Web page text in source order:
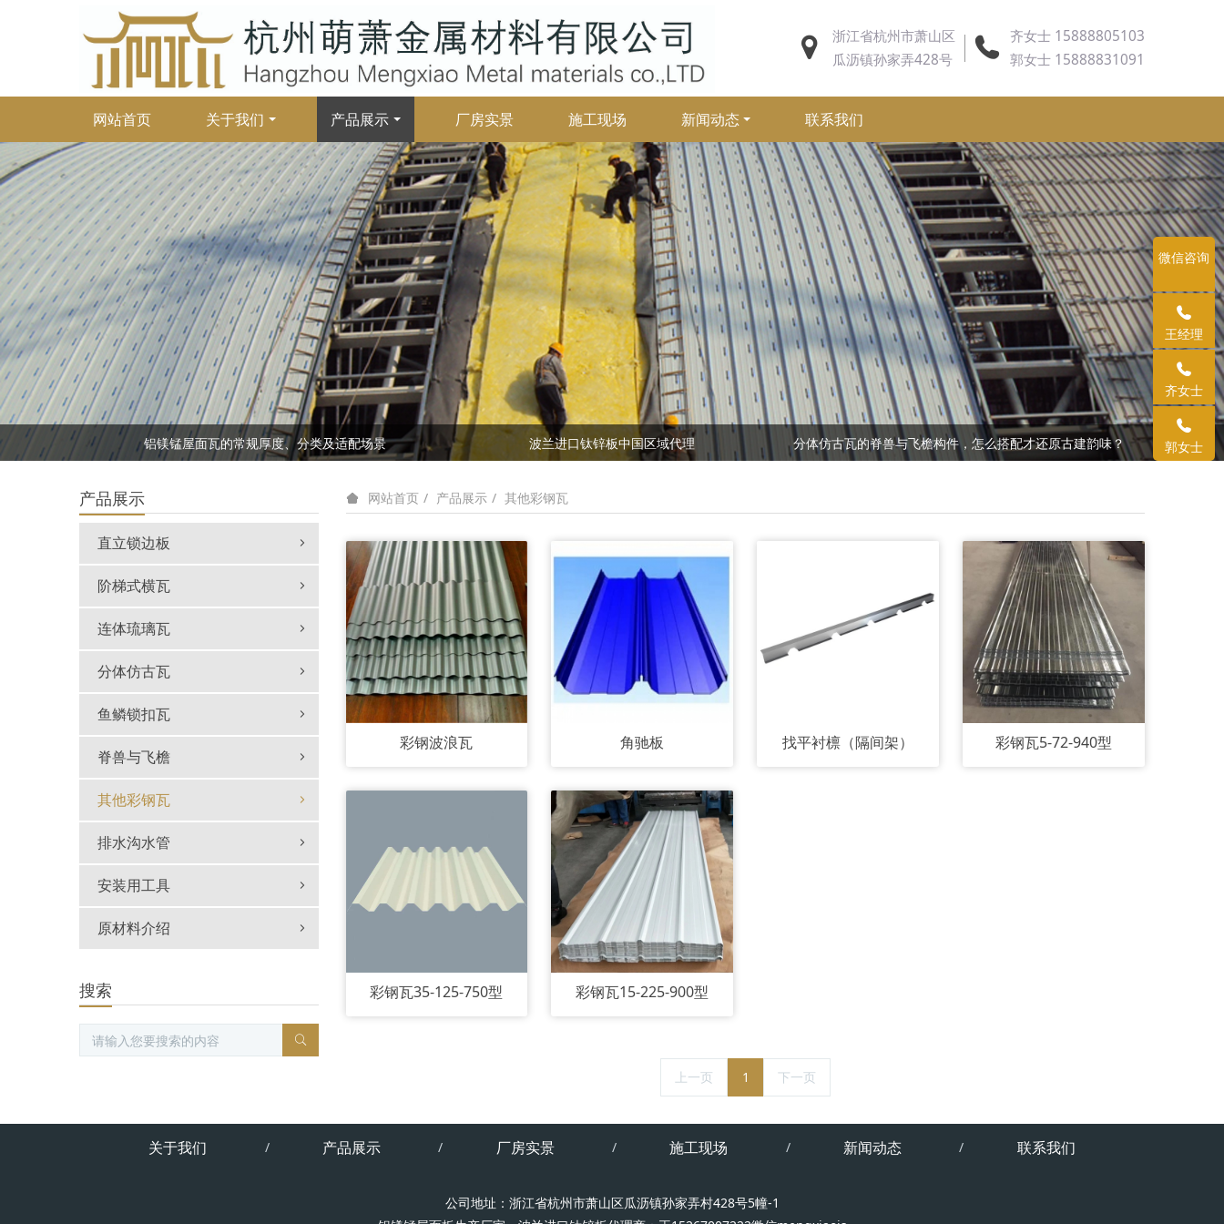
浙江省杭州市萧山区
瓜沥镇孙家弄428号
齐女士 15888805103
郭女士 15888831091
网站首页 关于我们 产品展示 厂房实景 施工现场 新闻动态 联系我们
铝镁锰屋面瓦的常规厚度、分类及适配场景 波兰进口钛锌板中国区域代理
分体仿古瓦的脊兽与飞檐构件，怎么搭配才还原古建韵味？
新中式建筑屋面设计，这些金属瓦组合搭配更出片
金属仿古瓦安装避坑指南，这 5 个细节千万别忽略
钛锌板 — 强烈的金属质感和色彩
铝镁锰屋面瓦的常规厚度、分类及适配场景
波兰进口钛锌板中国区域代理
分体仿古瓦的脊兽与飞檐构件，怎么搭配才还原古建韵味？
网站首页 产品展示 其他彩钢瓦
彩钢波浪瓦 角驰板 找平衬檩（隔间架） 彩钢瓦5-72-940型
彩钢瓦35-125-750型 彩钢瓦15-225-900型
上一页 1 下一页
产品展示
直立锁边板
阶梯式横瓦
连体琉璃瓦
分体仿古瓦
鱼鳞锁扣瓦
脊兽与飞檐
其他彩钢瓦
排水沟水管
安装用工具
原材料介绍
搜索
关于我们 产品展示 厂房实景 施工现场 新闻动态 联系我们
公司地址：浙江省杭州市萧山区瓜沥镇孙家弄村428号5幢-1
微信咨询
王经理
齐女士
郭女士